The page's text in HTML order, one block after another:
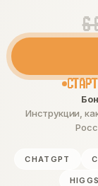
6
Инструкции,
CHATGPT